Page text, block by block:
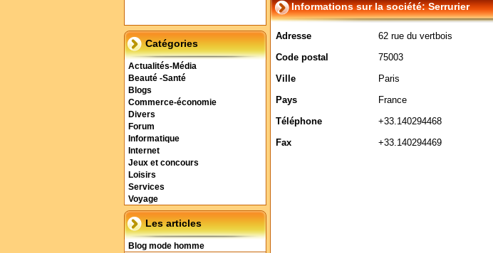
Catégories
Actualités-Média
Beauté -Santé
Blogs
Commerce-économie
Divers
Forum
Informatique
Internet
Jeux et concours
Loisirs
Services
Voyage
Les articles
Blog mode homme
Informations sur la société: Serrurier
Adresse
62 rue du vertbois
Code postal
75003
Ville
Paris
Pays
France
Téléphone
+33.140294468
Fax
+33.140294469